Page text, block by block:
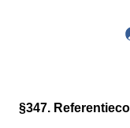
§347.